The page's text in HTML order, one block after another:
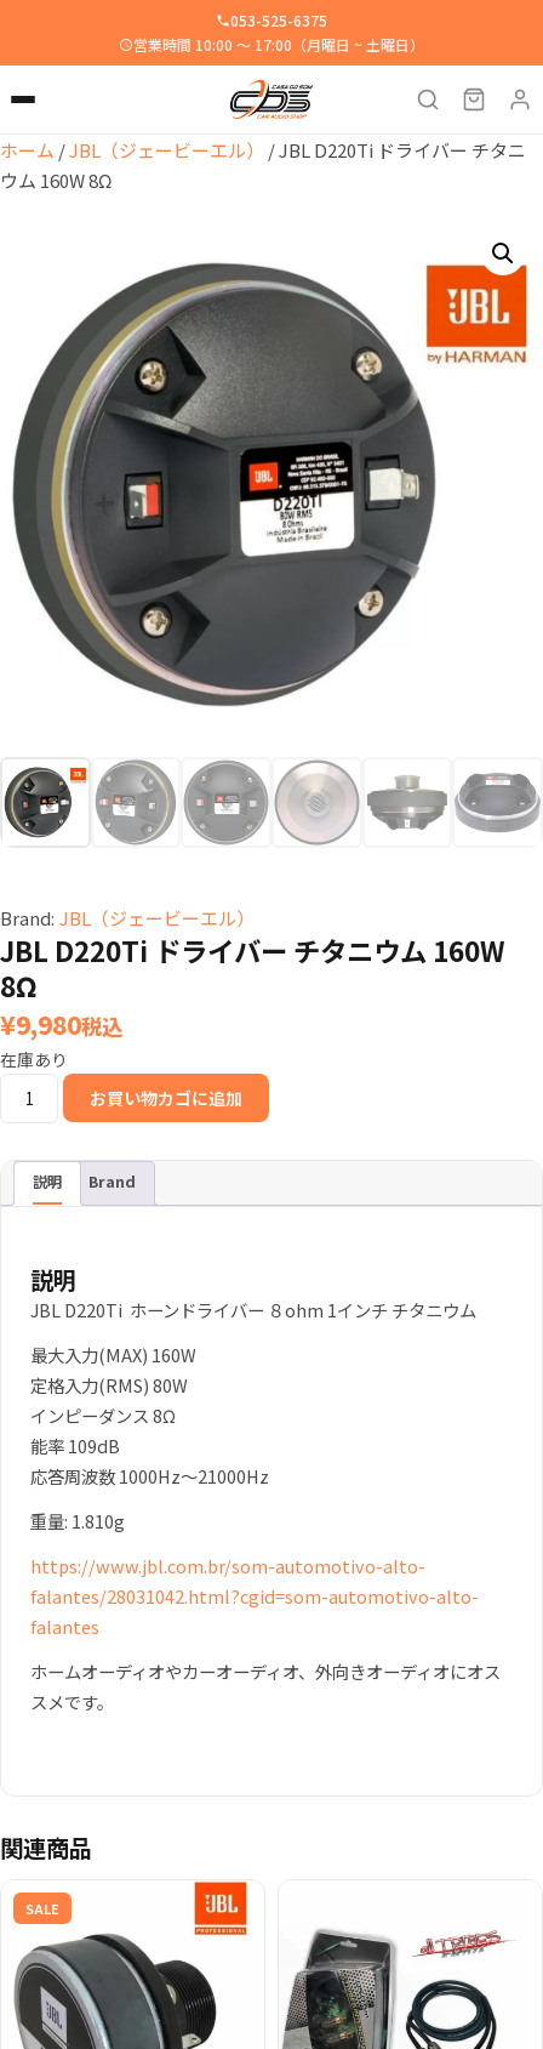
053-525-6375
営業時間 10:00 ～ 17:00（月曜日 ~ 土曜日）
ホーム /JBL（ジェービーエル）
/ JBL D220Ti ドライバー チタニ
ウム 160W 8Ω
Brand: JBL（ジェービーエル）
JBL D220Ti ドライバー チタニウム 160W
8Ω
¥9,980税込
在庫あり
JBL
イ
160W
お買い物カゴに追加
説明 Brand
説明
JBL D220Ti ホーンドライバー ８ohm 1インチ チタニウム
最大入力(MAX) 160W
定格入力(RMS) 80W
インピーダンス 8Ω
能率 109dB
応答周波数 1000Hz～21000Hz
重量: 1.810g
https://www.jbl.com.br/som-automotivo-alto-
falantes/28031042.html?cgid=som-automotivo-alto-
falantes
ホームオーディオやカーオーディオ、外向きオーディオにオス
スメです。
関連商品
SALE